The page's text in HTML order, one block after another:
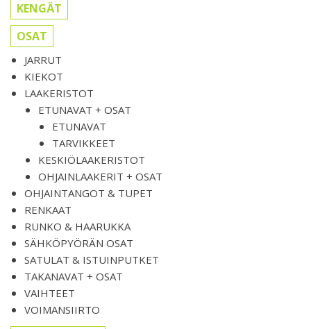
KENGÄT
OSAT
JARRUT
KIEKOT
LAAKERISTOT
ETUNAVAT + OSAT
ETUNAVAT
TARVIKKEET
KESKIÖLAAKERISTOT
OHJAINLAAKERIT + OSAT
OHJAINTANGOT & TUPET
RENKAAT
RUNKO & HAARUKKA
SÄHKÖPYÖRÄN OSAT
SATULAT & ISTUINPUTKET
TAKANAVAT + OSAT
VAIHTEET
VOIMANSIIRTO